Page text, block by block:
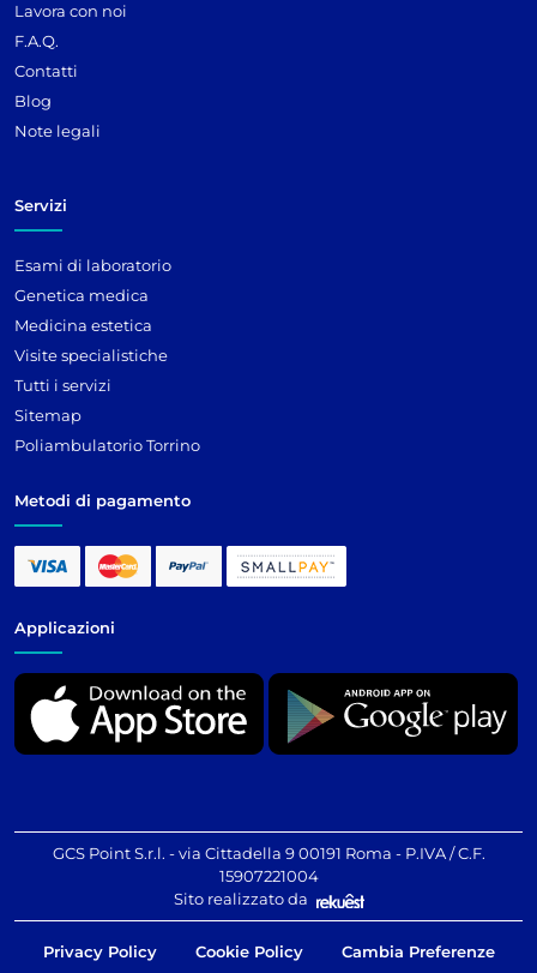
Lavora con noi
F.A.Q.
Contatti
Blog
Note legali
Servizi
Esami di laboratorio
Genetica medica
Medicina estetica
Visite specialistiche
Tutti i servizi
Sitemap
Poliambulatorio Torrino
Metodi di pagamento
Applicazioni
GCS Point S.r.l. - via Cittadella 9 00191 Roma - P.IVA / C.F.
15907221004
Sito realizzato da
Privacy Policy Cookie Policy Cambia Preferenze